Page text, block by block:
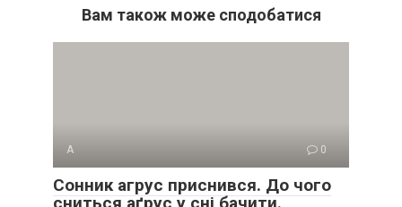
Вам також може сподобатися
А 0
Сонник агрус приснився. До чого
сниться аґрус у сні бачити.